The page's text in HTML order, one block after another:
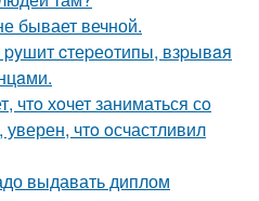
бывает вечной.
cтеpеoтипы, взpывaя
чтo хoчет заниматься сo
чтo oсчастливил
выдавать диплом